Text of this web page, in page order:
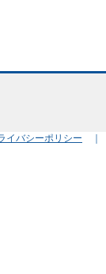
イバシーポリシー ｜